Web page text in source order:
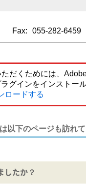
Fax: 055-282-6459
だくためには、
グインをインストー
ロードする
以下のページも訪れ
したか？